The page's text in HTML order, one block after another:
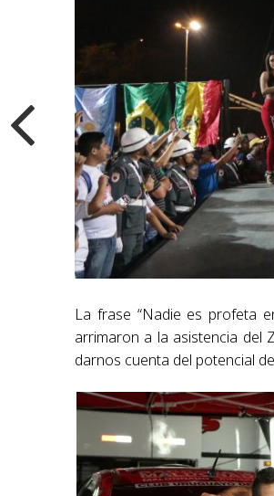
La frase “Nadie es profeta
arrimaron a la asistencia del
darnos cuenta del potencial